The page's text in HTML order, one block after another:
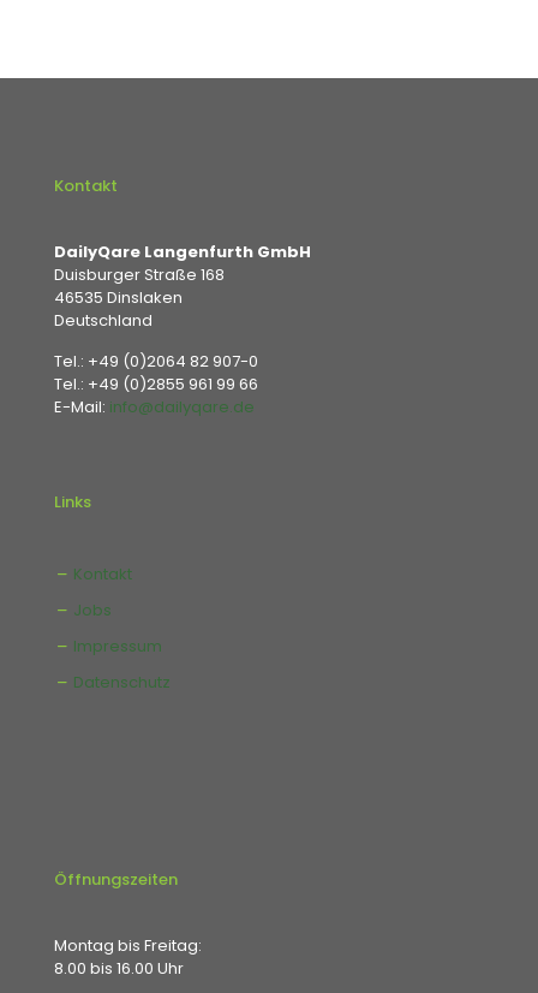
Kontakt
DailyQare Langenfurth GmbH
Duisburger Straße 168
46535 Dinslaken
Deutschland
Tel.: +49 (0)2064 82 907-0
Tel.: +49 (0)2855 961 99 66
E-Mail: info@dailyqare.de
Links
Kontakt
Jobs
Impressum
Datenschutz
Öffnungszeiten
Montag bis Freitag:
8.00 bis 16.00 Uhr